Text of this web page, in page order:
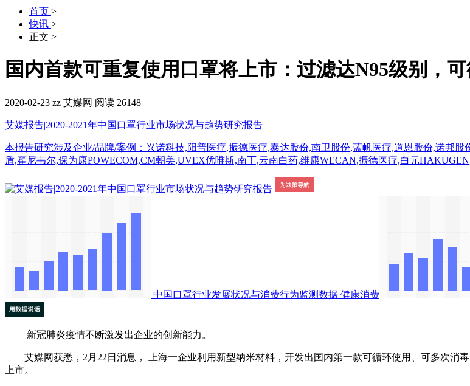
首页 >
快讯 >
正文 >
国内首款可重复使用口罩将上市：过滤达N95级别，可
2020-02-23 zz 艾媒网 阅读 26148
艾媒报告|2020-2021年中国口罩行业市场状况与趋势研究报告
本报告研究涉及企业/品牌/案例：兴诺科技,阳普医疗,振德医疗,泰达股份,南卫股份,蓝帆医疗,道恩股份,诺邦
盾,霍尼韦尔,保为康POWECOM,CM朝美,UVEX优唯斯,南丁,云南白药,维康WECAN,振德医疗,白元
中国口罩行业发展状况与消费行为监测数据 健康消费
新冠肺炎疫情不断激发出企业的创新能力。
艾媒网获悉，2月22日消息， 上海一企业利用新型纳米材料，开发出国内第一款可循环使用、可多次消
上市。